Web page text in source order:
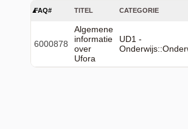
FAQ# TITEL CATEGORIE
6000878
Algemene
informatie
over
Ufora
UD1 -